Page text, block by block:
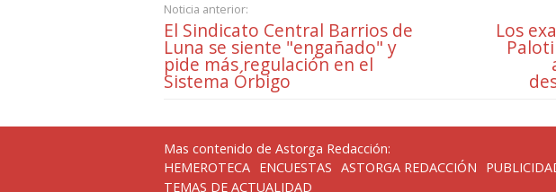
Noticia anterior:
El Sindicato Central Barrios de
Luna se siente "engañado" y
pide más regulación en el
Sistema Órbigo
Los
Mas contenido de Astorga Redacción:
HEMEROTECA ENCUESTAS ASTORGA REDACCIÓN
TEMAS DE ACTUALIDAD